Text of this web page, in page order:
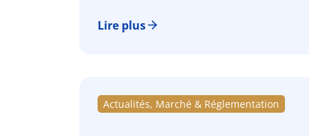
Lire plus
Actualités, Marché & Réglementation